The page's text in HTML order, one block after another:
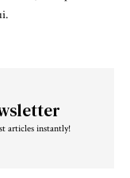
articles instantly!